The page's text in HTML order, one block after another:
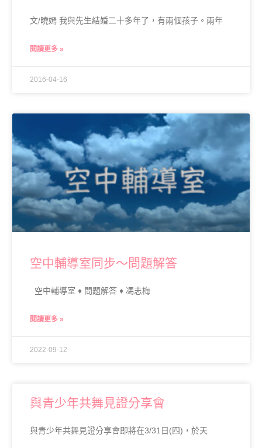
文/曉嫣 我與先生結婚二十多年了，有兩個孩子。兩年
閱讀更多 »
2016-04-16
空中輔導室同步～問題解答
空中輔導室 ♦ 問題解答 ♦ 馮志梅
閱讀更多 »
2022-09-12
與青少年共舞見證分享會
與青少年共舞見證分享會即將在3/31日(四)，於天